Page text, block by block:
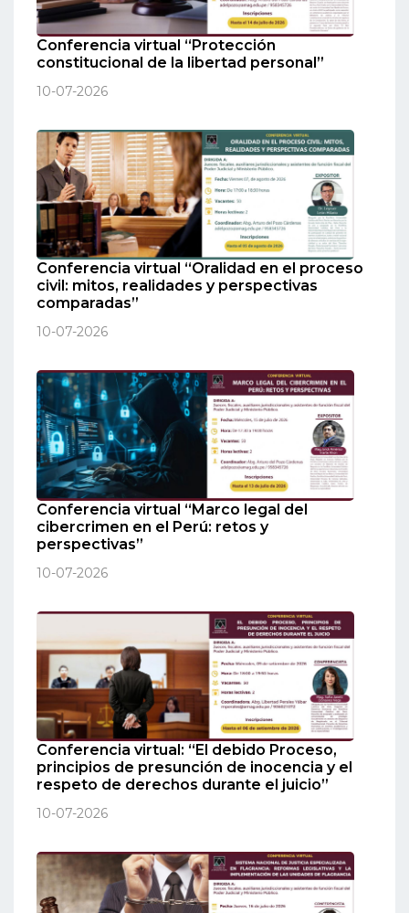
Conferencia virtual “Protección
constitucional de la libertad personal”
10-07-2026
Conferencia virtual “Oralidad en el proceso
civil: mitos, realidades y perspectivas
comparadas”
10-07-2026
Conferencia virtual “Marco legal del
cibercrimen en el Perú: retos y
perspectivas”
10-07-2026
Conferencia virtual: “El debido Proceso,
principios de presunción de inocencia y el
respeto de derechos durante el juicio”
10-07-2026